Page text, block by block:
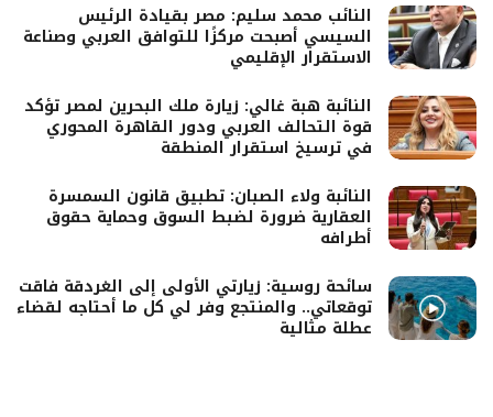
النائب محمد سليم: مصر بقيادة الرئيس
السيسي أصبحت مركزًا للتوافق العربي وصناعة
الاستقرار الإقليمي
النائبة هبة غالي: زيارة ملك البحرين لمصر تؤكد
قوة التحالف العربي ودور القاهرة المحوري
في ترسيخ استقرار المنطقة
النائبة ولاء الصبان: تطبيق قانون السمسرة
العقارية ضرورة لضبط السوق وحماية حقوق
أطرافه
سائحة روسية: زيارتي الأولى إلى الغردقة فاقت
توقعاتي.. والمنتجع وفر لي كل ما أحتاجه لقضاء
عطلة مثالية